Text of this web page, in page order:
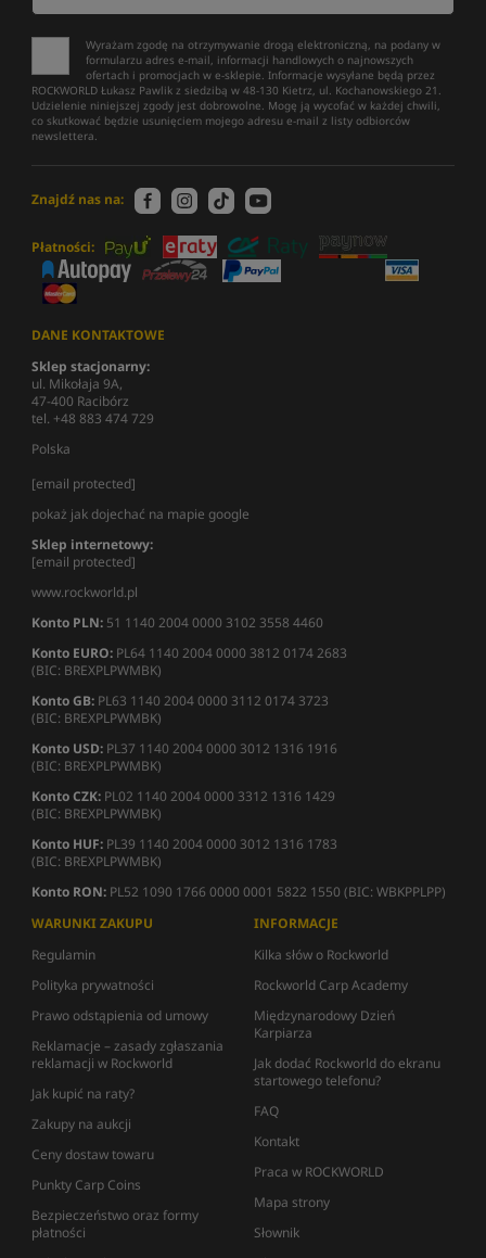
Wyrażam zgodę na otrzymywanie drogą elektroniczną, na podany w
formularzu adres e-mail, informacji handlowych o najnowszych
ofertach i promocjach w e-sklepie. Informacje wysyłane będą przez
ROCKWORLD Łukasz Pawlik z siedzibą w 48-130 Kietrz, ul. Kochanowskiego 21.
Udzielenie niniejszej zgody jest dobrowolne. Mogę ją wycofać w każdej chwili,
co skutkować będzie usunięciem mojego adresu e-mail z listy odbiorców
newslettera.
Znajdź nas na:
Płatności:
DANE KONTAKTOWE
Sklep stacjonarny:
ul. Mikołaja 9A,
47-400 Racibórz
tel. +48 883 474 729
Polska
[email protected]
pokaż jak dojechać na mapie google
Sklep internetowy:
[email protected]
www.rockworld.pl
Konto PLN: 51 1140 2004 0000 3102 3558 4460
Konto EURO: PL64 1140 2004 0000 3812 0174 2683
(BIC: BREXPLPWMBK)
Konto GB: PL63 1140 2004 0000 3112 0174 3723
(BIC: BREXPLPWMBK)
Konto USD: PL37 1140 2004 0000 3012 1316 1916
(BIC: BREXPLPWMBK)
Konto CZK: PL02 1140 2004 0000 3312 1316 1429
(BIC: BREXPLPWMBK)
Konto HUF: PL39 1140 2004 0000 3012 1316 1783
(BIC: BREXPLPWMBK)
Konto RON: PL52 1090 1766 0000 0001 5822 1550 (BIC: WBKPPLPP)
WARUNKI ZAKUPU
Regulamin
Polityka prywatności
Prawo odstąpienia od umowy
Reklamacje – zasady zgłaszania
reklamacji w Rockworld
Jak kupić na raty?
Zakupy na aukcji
Ceny dostaw towaru
Punkty Carp Coins
Bezpieczeństwo oraz formy
płatności
INFORMACJE
Kilka słów o Rockworld
Rockworld Carp Academy
Międzynarodowy Dzień
Karpiarza
Jak dodać Rockworld do ekranu
startowego telefonu?
FAQ
Kontakt
Praca w ROCKWORLD
Mapa strony
Słownik